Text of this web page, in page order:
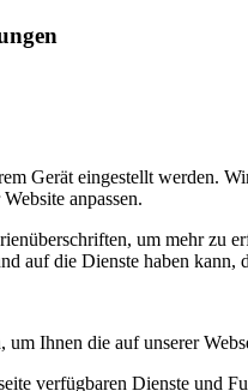
Gerät eingestellt werden.
anpassen.
um mehr zu
auf die Dienste haben kann,
Ihnen die auf unserer
verfügbaren Dienste und